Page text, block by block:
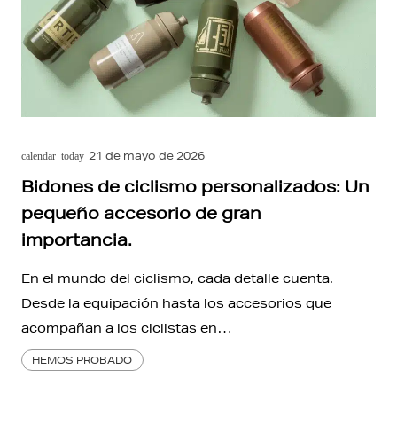
calendar_today 21 de mayo de 2026
Bidones de ciclismo personalizados: Un
pequeño accesorio de gran
importancia.
En el mundo del ciclismo, cada detalle cuenta.
Desde la equipación hasta los accesorios que
acompañan a los ciclistas en…
HEMOS PROBADO